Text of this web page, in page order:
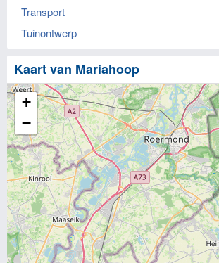
Transport
Tuinontwerp
Kaart van Mariahoop
+
−